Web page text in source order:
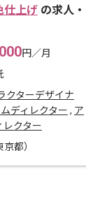
仕上げ の求人・
円／月
クターデザイナ
ディレクター , ア
レクター
都）